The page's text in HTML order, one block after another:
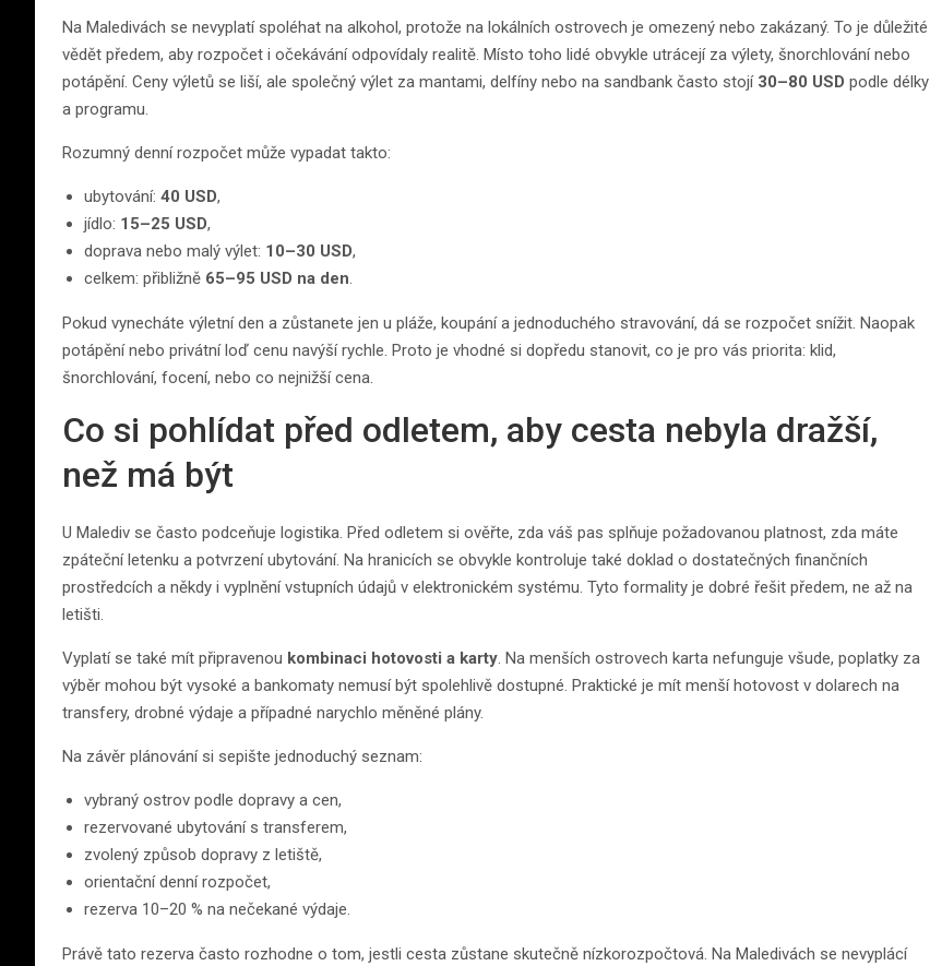
Na Maledivách se nevyplatí spoléhat na alkohol, protože na lokálních ostrovech je omezený nebo zakázaný. To je důležité
vědět předem, aby rozpočet i očekávání odpovídaly realitě. Místo toho lidé obvykle utrácejí za výlety, šnorchlování nebo
potápění. Ceny výletů se liší, ale společný výlet za mantami, delfíny nebo na sandbank často stojí 30–80 USD podle délky
a programu.
Rozumný denní rozpočet může vypadat takto:
ubytování: 40 USD,
jídlo: 15–25 USD,
doprava nebo malý výlet: 10–30 USD,
celkem: přibližně 65–95 USD na den
Pokud vynecháte výletní den a zůstanete jen u pláže, koupání a jednoduchého stravování, dá se rozpočet snížit. Naopak
potápění nebo privátní loď cenu navýší rychle. Proto je vhodné si dopředu stanovit, co je pro vás priorita: klid,
šnorchlování, focení, nebo co nejnižší cena.
Co si pohlídat před odletem, aby cesta nebyla dražší,
než má být
U Malediv se často podceňuje logistika. Před odletem si ověřte, zda váš pas splňuje požadovanou platnost, zda máte
zpáteční letenku a potvrzení ubytování. Na hranicích se obvykle kontroluje také doklad o dostatečných finančních
prostředcích a někdy i vyplnění vstupních údajů v elektronickém systému. Tyto formality je dobré řešit předem, ne až na
letišti.
Vyplatí se také mít připravenou kombinaci hotovosti a karty . Na menších ostrovech karta nefunguje všude, poplatky za
výběr mohou být vysoké a bankomaty nemusí být spolehlivě dostupné. Praktické je mít menší hotovost v dolarech na
transfery, drobné výdaje a případné narychlo měněné plány.
Na závěr plánování si sepište jednoduchý seznam:
vybraný ostrov podle dopravy a cen,
rezervované ubytování s transferem,
zvolený způsob dopravy z letiště,
orientační denní rozpočet,
rezerva 10–20 % na nečekané výdaje.
Právě tato rezerva často rozhodne o tom, jestli cesta zůstane skutečně nízkorozpočtová. Na Maledivách se nevyplácí